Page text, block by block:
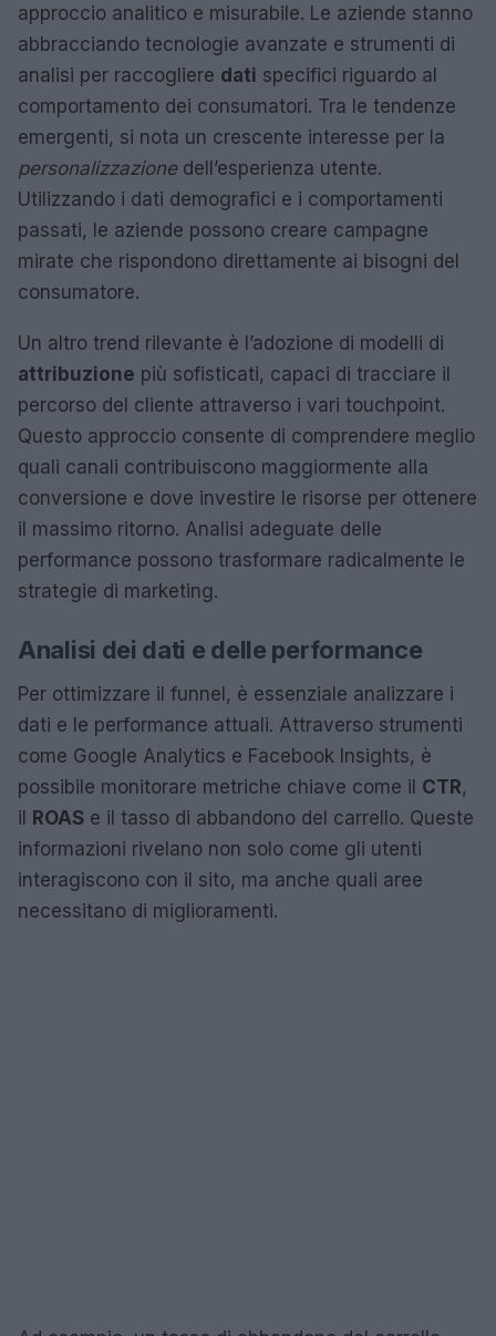
approccio analitico e misurabile. Le aziende stanno
abbracciando tecnologie avanzate e strumenti di
analisi per raccogliere dati specifici riguardo al
comportamento dei consumatori. Tra le tendenze
emergenti, si nota un crescente interesse per la
personalizzazionedell’esperienza utente.
Utilizzando i dati demografici e i comportamenti
passati, le aziende possono creare campagne
mirate che rispondono direttamente ai bisogni del
consumatore.
Un altro trend rilevante è l’adozione di modelli di
attribuzione più sofisticati, capaci di tracciare il
percorso del cliente attraverso i vari touchpoint.
Questo approccio consente di comprendere meglio
quali canali contribuiscono maggiormente alla
conversione e dove investire le risorse per ottenere
il massimo ritorno. Analisi adeguate delle
performance possono trasformare radicalmente le
strategie di marketing.
Analisi dei dati e delle performance
Per ottimizzare il funnel, è essenziale analizzare i
dati e le performance attuali. Attraverso strumenti
come Google Analytics e Facebook Insights, è
possibile monitorare metriche chiave come il CTR,
il ROAS e il tasso di abbandono del carrello. Queste
informazioni rivelano non solo come gli utenti
interagiscono con il sito, ma anche quali aree
necessitano di miglioramenti.